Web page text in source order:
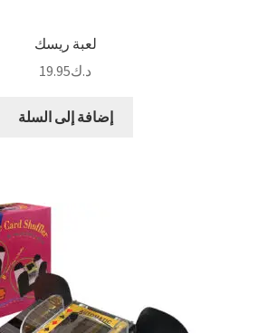
لعبة ريسك
د.ك19.95
إضافة إلى السلة